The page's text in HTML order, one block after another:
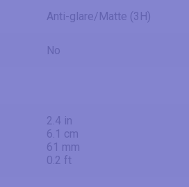
Anti-glare/Matte (3H)
No
2.4 in
6.1 cm
61 mm
0.2 ft